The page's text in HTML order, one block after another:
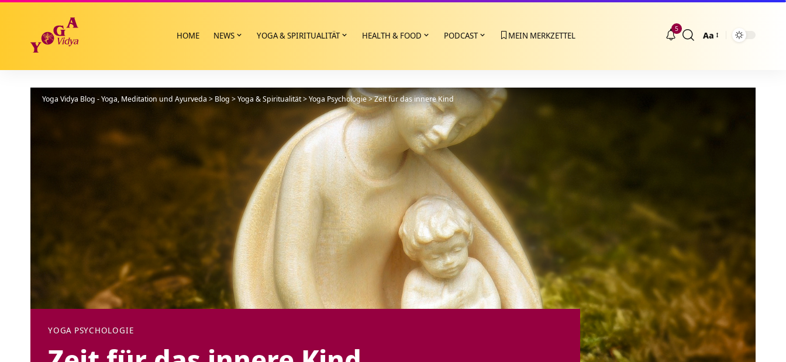
HOME NEWS YOGA & SPIRITUALITÄT HEALTH & FOOD PODCAST MEIN MERKZETTEL
5
Größenänderung
Aa
Yoga Vidya Blog - Yoga, Meditation und Ayurveda > Blog >Yoga & Spiritualität>Yoga Psychologie>Zeit für das innere Kind
YOGA PSYCHOLOGIE